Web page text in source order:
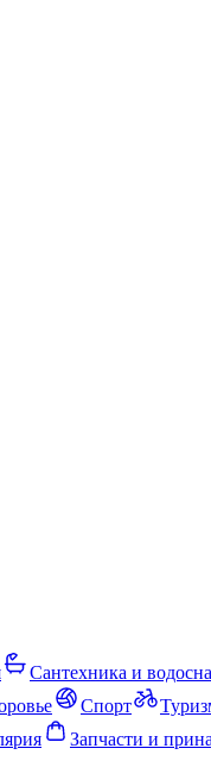
Сантехника и
Спорт
Запчасти и